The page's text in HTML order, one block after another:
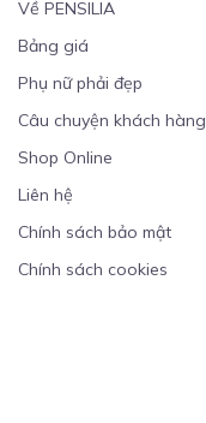
Về PENSILIA
Bảng giá
Phụ nữ phải đẹp
Câu chuyện khách hàng
Shop Online
Liên hệ
Chính sách bảo mật
Chính sách cookies